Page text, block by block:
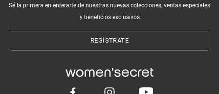
Sé la primera en enterarte de nuestras nuevas colecciones, ventas especiales
y beneficios exclusivos
REGÍSTRATE